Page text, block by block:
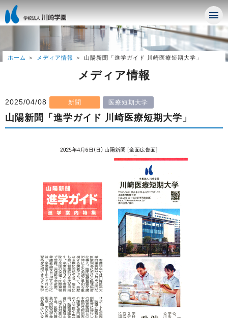
ホーム メディア情報 山陽新聞「進学ガイド 川崎医療短期大学」
メディア情報
2025/04/08 新聞 医療短期大学
山陽新聞「進学ガイド 川崎医療短期大学」